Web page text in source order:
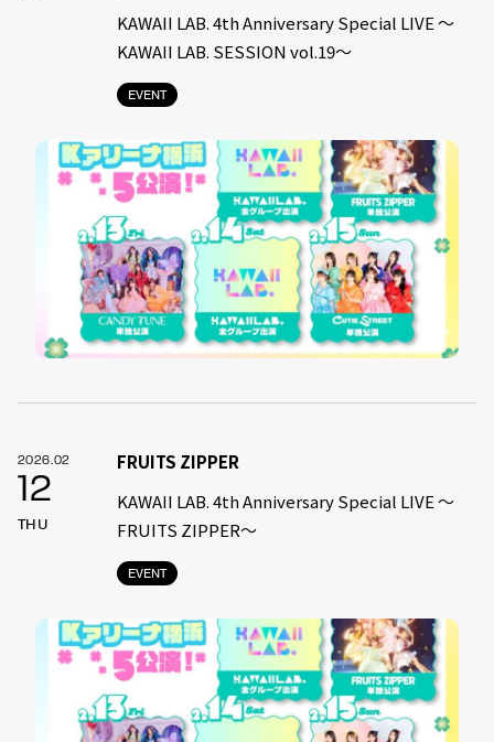
EVENT
KAWAII LAB. 4th Anniversary Special LIVE 〜
KAWAII LAB. SESSION vol.19〜
2026.02
12
THU
EVENT
FRUITS ZIPPER
KAWAII LAB. 4th Anniversary Special LIVE 〜
FRUITS ZIPPER〜